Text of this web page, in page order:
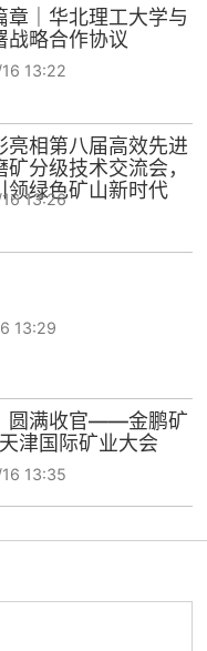
章｜华北理工大学与
战略合作协议
13:22
亮相第八届高效先进
分级技术交流会，
领绿色矿山新时代
13:26
13:29
圆满收官——金鹏矿
津国际矿业大会
13:35